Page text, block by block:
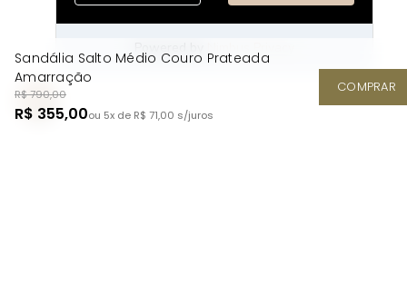
Sandália Salto Médio Couro Prateada
Amarração
R$ 790,00
R$ 355,00ou 5x de R$ 71,00 s/juros
COMPRAR